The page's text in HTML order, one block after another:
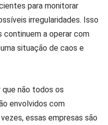
para monitorar
irregularidades. Isso
continuem a operar com
situação de caos e
não todos os
envolvidos com
essas empresas são